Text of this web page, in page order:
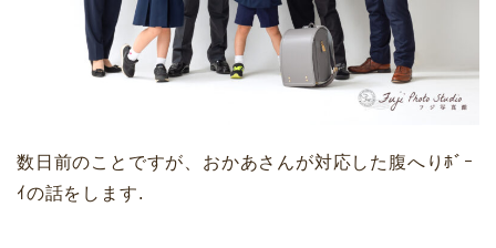
数日前のことですが、おかあさんが対応した腹へりﾎﾞｰ
ｲの話をします.